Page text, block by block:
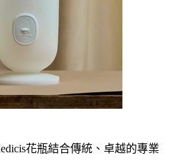
花瓶結合傳統、卓越的專業